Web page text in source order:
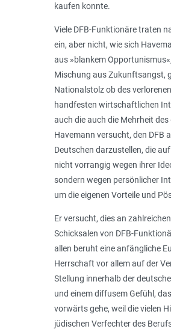
kaufen konnte.
Viele DFB-Funktionäre traten
ein, aber nicht, wie sich
aus »blankem
Mischung aus Zukunftsangst,
Nationalstolz ob des
handfesten wirtschaftlichen
auch die auch die Mehrheit
Havemann versucht, den DFB
Deutschen darzustellen, die
nicht vorrangig wegen ihrer
sondern wegen persönlicher
um die eigenen Vorteile und
Er versucht, dies an
Schicksalen von DFB-
allen beruht eine anfängliche
Herrschaft vor allem auf der
Stellung innerhalb der
und einem diffusem Gefühl,
vorwärts gehe, weil die vielen
jüdischen Verfechter des